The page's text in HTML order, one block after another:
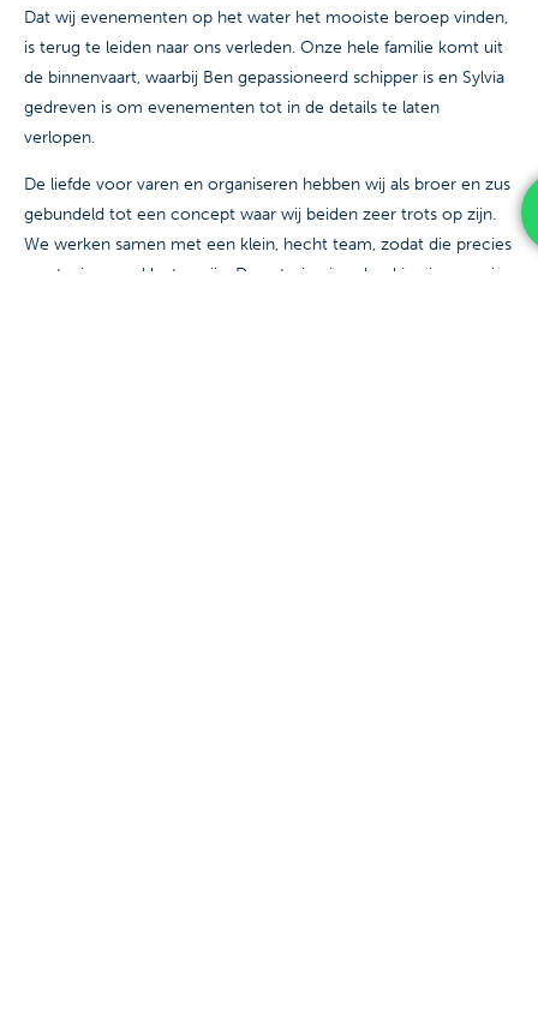
Dat wij evenementen op het water het mooiste beroep vinden,
is terug te leiden naar ons verleden. Onze hele familie komt uit
de binnenvaart, waarbij Ben gepassioneerd schipper is en Sylvia
gedreven is om evenementen tot in de details te laten
verlopen.
De liefde voor varen en organiseren hebben wij als broer en zus
gebundeld tot een concept waar wij beiden zeer trots op zijn.
We werken samen met een klein, hecht team, zodat die precies
weet wie onze klanten zijn. De catering is geheel in eigen regie